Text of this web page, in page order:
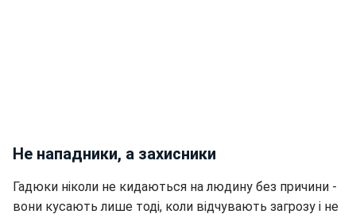
Не нападники, а захисники
Гадюки ніколи не кидаються на людину без причини -
вони кусають лише тоді, коли відчувають загрозу і не